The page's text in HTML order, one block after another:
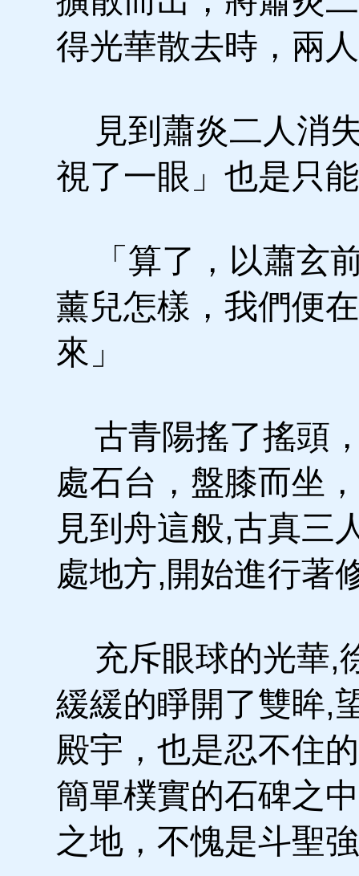
得光華散去時，兩
見到蕭炎二人消
視了一眼」也是只
「算了，以蕭玄
薰兒怎樣，我們便
來」
古青陽搖了搖頭
處石台，盤膝而坐
見到舟這般,古真三
處地方,開始進行
充斥眼球的光華,
緩緩的睜開了雙眸,
殿宇，也是忍不住
簡單樸實的石碑之
之地，不愧是斗聖